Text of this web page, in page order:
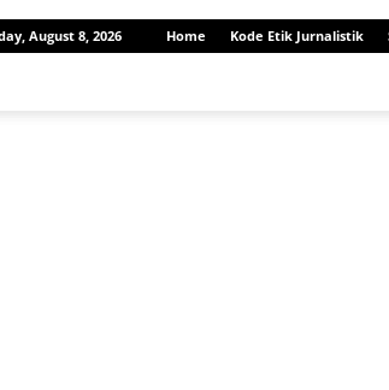
August 8, 2026 Home Kode Etik Jurnalistik